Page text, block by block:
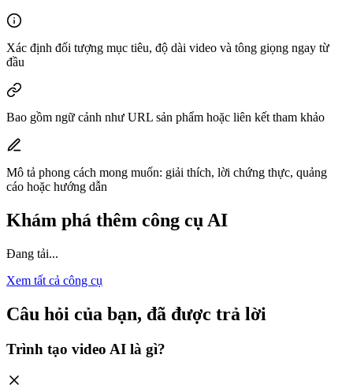
Xác định đối tượng mục tiêu, độ dài video và tông giọng ngay từ
đầu
Bao gồm ngữ cảnh như URL sản phẩm hoặc liên kết tham khảo
Mô tả phong cách mong muốn: giải thích, lời chứng thực, quảng
cáo hoặc hướng dẫn
Khám phá thêm công cụ AI
Đang tải...
Xem tất cả công cụ
Câu hỏi của bạn, đã được trả lời
Trình tạo video AI là gì?